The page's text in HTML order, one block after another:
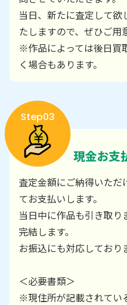
当日、新たに査定して
たしますので、ぜひご用
※作品によっては後日買
く場合もあります。
Step03
現金お支
査定金額にご納得いただ
てお支払いします。
当日中に作品も引き取り
完結します。
お振込にも対応しており
＜必要書類＞
※現住所が記載されてい